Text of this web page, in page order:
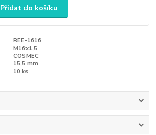
Přidat do košíku
REE-1616
M16x1,5
COSMEC
15,5 mm
10 ks